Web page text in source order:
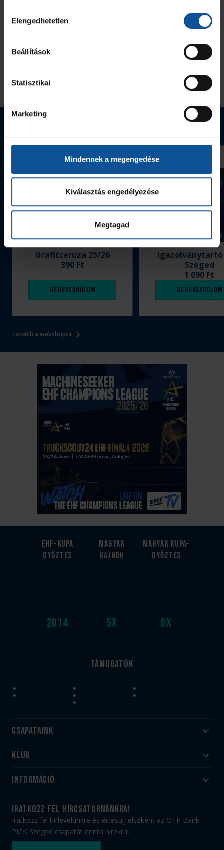
kiválasztása
Elengedhetetlen
Beállítások
Statisztikai
Marketing
Mindennek a megengedése
Kiválasztás engedélyezése
Megtagad
Tovább a webshopra
Grafitceruza 25/26
390 Ft
Megvásárolom
Szeged
1 090 Ft
Megvásárolom
EHF-Kupa
győztes
2014
Magyar
bajnok
5x
Magyar kupa-
győztes
8x
Támogatók
Csapataink
Felnőtt
Utánpótlás
Klub
#HandballFamily
Munkatársaink
PICK Aréna
Sajtóakkreditáció
Információ
Jegy- és bérletvásárlás
Webshop
iratkozz fel hírcsatornánkra!
Iratkozz fel hírlevelünkre és értesülj elsőként az OTP Bank-
PICK Szeged csapatát érintő hírekről.